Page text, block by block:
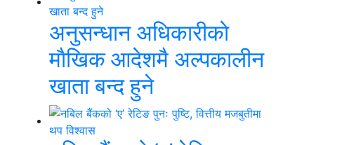
अनुसन्धान अधिकारीकाे
माैखिक आदेशमै अल्पकालीन
खाता बन्द हुने